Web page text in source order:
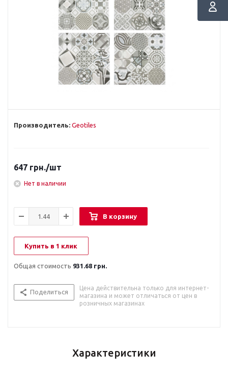
Производитель: Geotiles
647 грн./шт
Нет в наличии
В корзину
Купить в 1 клик
Общая стоимость 931.68 грн.
Поделиться
Цена действительна только для интернет-
магазина и может отличаться от цен в
розничных магазинах
Характеристики